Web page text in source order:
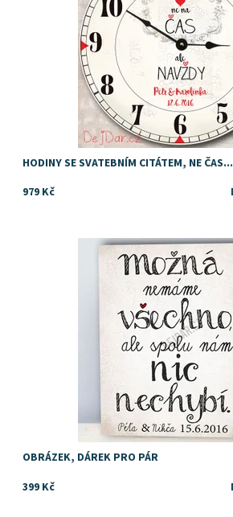
HODINY SE SVATEBNÍM CITÁTEM, NE ČAS...
979 Kč
Dostupnost:
Skladem
DejDar
OBRÁZEK, DÁREK PRO PÁR
399 Kč